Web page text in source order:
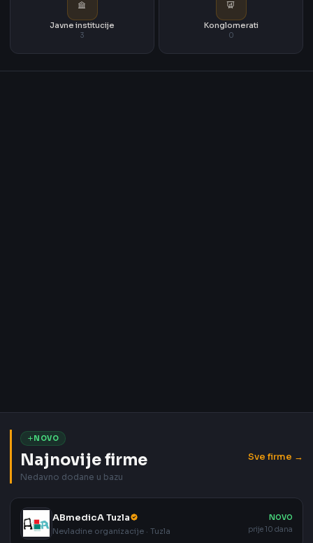
Javne institucije
3
Konglomerati
0
NOVO
Najnovije firme
Nedavno dodane u bazu
Sve firme →
ABmedicA Tuzla
Nevladine organizacije · Tuzla
NOVO
prije 10 dana